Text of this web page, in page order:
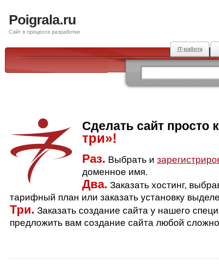
Poigrala.ru
Сайт в процессе разработки
IT-работа
Сделать сайт просто
три»!
Раз. Выбрать и
доменное имя.
Два. Заказать хостинг,
тарифный план или заказать установку
Три. Заказать создание сайта у нашего
предложить вам создание сайта любой